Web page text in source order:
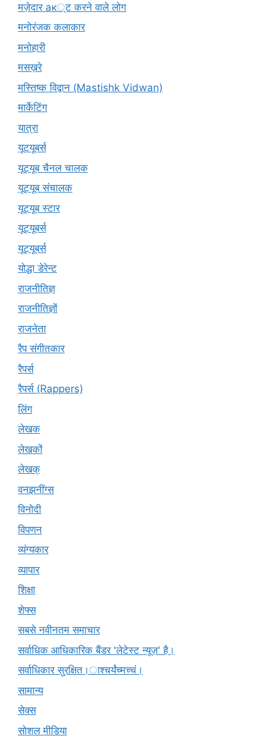
मज़ेदार ак्ट करने वाले लोग
मनोरंजक कलाकार
मनोहारी
मसख़रे
मस्तिष्क विद्वान (Mastishk Vidwan)
मार्केटिंग
यात्रा
यूटयूबर्स
यूट्यूब चैनल चालक
यूट्यूब संचालक
यूट्यूब स्टार
यूट्यूबर्स
यूट्‍यूबर्स
योद्धा डेरेन्ट
राजनीतिज्ञ
राजनीतिज्ञों
राजनेता
रैप संगीतकार
रैपर्स
रैपर्स (Rappers)
लिंग
लेखक
लेखकों
लेखक्
वनझनींग्स
विनोदी
विपणन
व्यंग्यकार
व्यापार
शिक्षा
शेफ्स
सबसे नवीनतम समाचार
सर्वाधिक आधिकारिक बैंडर 'लेटेस्ट न्यूज़' है।
सर्वाधिकार सुरक्षित।ाश्चर्यंच्मच्चं।
सामान्य
सेक्स
सोशल मीडिया